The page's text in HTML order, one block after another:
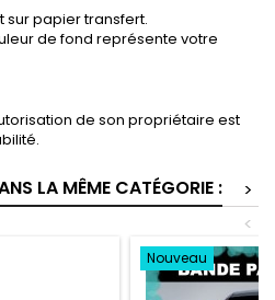
sur papier transfert.
de fond représente votre
de son propriétaire est
LA MÊME CATÉGORIE :
>
<
Nouveau